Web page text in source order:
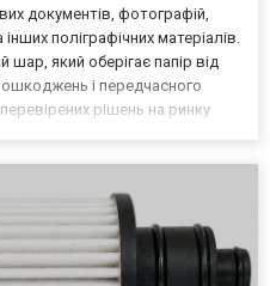
документів, фотографій,
поліграфічних матеріалів.
який оберігає папір від
і передчасного
рішень на ринку